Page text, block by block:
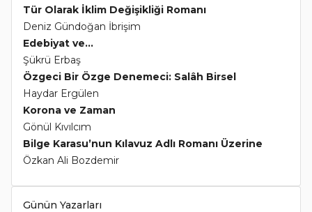
Tür Olarak İklim Değişikliği Romanı
Deniz Gündoğan İbrişim
Edebiyat ve...
Şükrü Erbaş
Özgeci Bir Özge Denemeci: Salâh Birsel
Haydar Ergülen
Korona ve Zaman
Gönül Kıvılcım
Bilge Karasu’nun Kılavuz Adlı Romanı Üzerine
Özkan Ali Bozdemir
Günün Yazarları